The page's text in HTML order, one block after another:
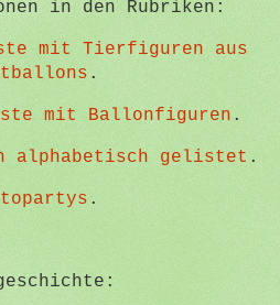
in den Rubriken:
mit Tierfiguren aus
.
mit Ballonfiguren .
alphabetisch gelistet .
.